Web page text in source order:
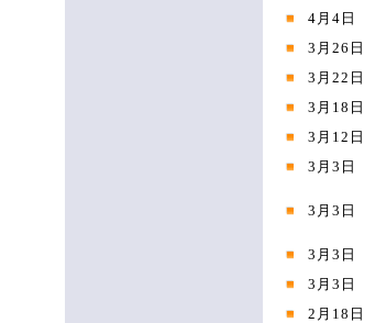
4月4日
3月26日
3月22日
3月18日
3月12日
3月3日
3月3日
3月3日
3月3日
2月18日